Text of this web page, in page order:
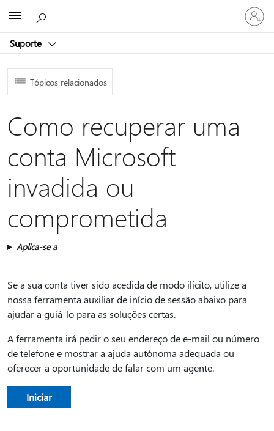
Suporte
Entre
em
sua
Tópicos relacionados
Como recuperar uma
conta Microsoft
invadida ou
comprometida
Aplica-se a
Se a sua conta tiver sido acedida de modo ilícito, utilize a
nossa ferramenta auxiliar de início de sessão abaixo para
ajudar a guiá-lo para as soluções certas.
A ferramenta irá pedir o seu endereço de e-mail ou número
de telefone e mostrar a ajuda autónoma adequada ou
oferecer a oportunidade de falar com um agente.
Iniciar